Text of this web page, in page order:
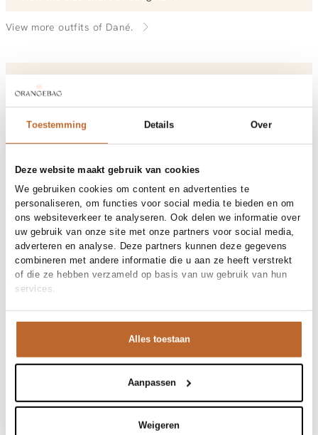
Toestemming Details Over
Deze website maakt gebruik van cookies
We gebruiken cookies om content en advertenties te
personaliseren, om functies voor social media te bieden en om
ons websiteverkeer te analyseren. Ook delen we informatie over
uw gebruik van onze site met onze partners voor social media,
adverteren en analyse. Deze partners kunnen deze gegevens
combineren met andere informatie die u aan ze heeft verstrekt
of die ze hebben verzameld op basis van uw gebruik van hun
services.
Alles toestaan
Aanpassen
Weigeren
View more outfits of Dané.
Order by, morning delivered tomorrow
Free shipping over €99
30-day returns
Materials and care
Fabric
Fabric: 100% cotton
Material
Katoen
Cleaning
30°C machine wash
Size and fit
Size advice
This size fits normal
Fit
Oversized
Size model
S
Product details
Brand
Stieglitz
Product number brand
Product name
Variantnummer
025
Variant name
Yellow
00029032
Pattern
Geborduurd, Logo
Stan, katoenen oversized longsleeve
Shipping and Returns
At Orangebag, you get free delivery on orders over €99. All
orders are sent with a track & trace code, so you can always
track your parcel. If you place your order before 9.45 pm on
Do you have any questions about our products or need help
placing an order? Our customer service team is here to help!
info@orangebag.com
Shop the look
Gelaagdheid is het geheim van deze nonchalante look.
Het grijze oversized tee over de zachtgele top zorgt voor
geven de outfit een stoer randje. Draag er een chunky